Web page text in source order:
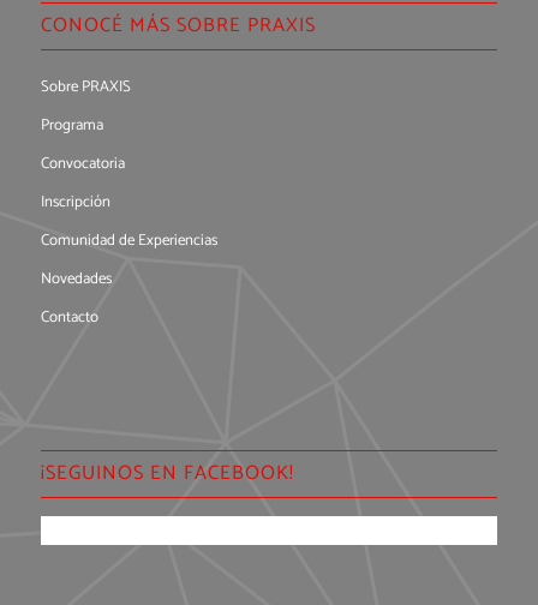
CONOCÉ MÁS SOBRE PRAXIS
Sobre PRAXIS
Programa
Convocatoria
Inscripción
Comunidad de Experiencias
Novedades
Contacto
¡SEGUINOS EN FACEBOOK!